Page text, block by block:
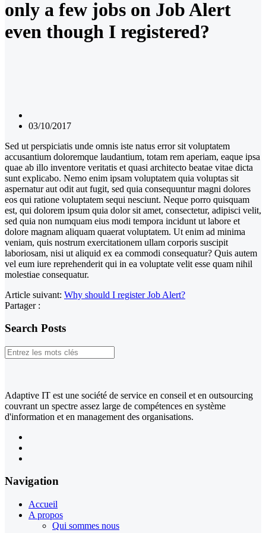
only a few jobs on Job Alert
even though I registered?
03/10/2017
Sed ut perspiciatis unde omnis iste natus error sit voluptatem
accusantium doloremque laudantium, totam rem aperiam, eaque ipsa
quae ab illo inventore veritatis et quasi architecto beatae vitae dicta
sunt explicabo. Nemo enim ipsam voluptatem quia voluptas sit
aspernatur aut odit aut fugit, sed quia consequuntur magni dolores
eos qui ratione voluptatem sequi nesciunt. Neque porro quisquam
est, qui dolorem ipsum quia dolor sit amet, consectetur, adipisci velit,
sed quia non numquam eius modi tempora incidunt ut labore et
dolore magnam aliquam quaerat voluptatem. Ut enim ad minima
veniam, quis nostrum exercitationem ullam corporis suscipit
laboriosam, nisi ut aliquid ex ea commodi consequatur? Quis autem
vel eum iure reprehenderit qui in ea voluptate velit esse quam nihil
molestiae consequatur.
Article suivant: Why should I register Job Alert?
Partager :
Search Posts
Adaptive IT est une société de service en conseil et en outsourcing
couvrant un spectre assez large de compétences en système
d'information et en management des organisations.
Navigation
Accueil
A propos
Qui sommes nous